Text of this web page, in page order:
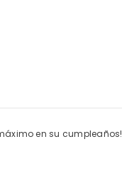
en su cumpleaños!